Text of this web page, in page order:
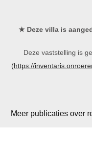
★ Deze villa is
Deze vaststelling is
(https://
Meer publicaties over